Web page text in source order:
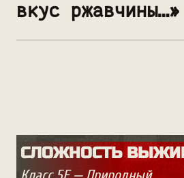
вкус ржавчины…»
СЛОЖНОСТЬ